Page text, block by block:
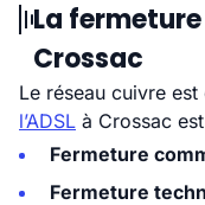
La fermeture
Crossac
Le réseau cuivre
l’ADSL à Crossac
Fermeture
Fermeture